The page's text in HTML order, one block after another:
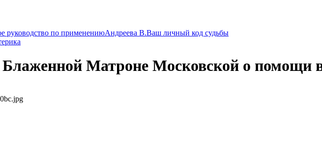
руководство по применениюАндреева В.Ваш личный код судьбы
Матроне Московской о помощи